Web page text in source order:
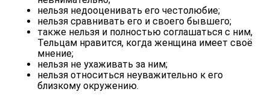
нельзя недооценивать его честолюбие;
нельзя сравнивать его и своего бывшего;
также нельзя и полностью соглашаться с ним,
Тельцам нравится, когда женщина имеет своё
мнение;
нельзя не ухаживать за ним;
нельзя относиться неуважительно к его
близкому окружению.